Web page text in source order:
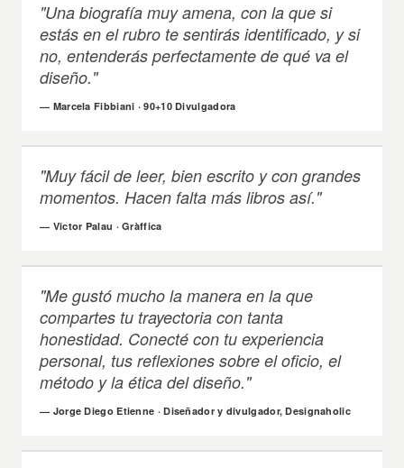
"Una biografía muy amena, con la que si
estás en el rubro te sentirás identificado, y si
no, entenderás perfectamente de qué va el
diseño."
— Marcela Fibbiani · 90+10 Divulgadora
"Muy fácil de leer, bien escrito y con grandes
momentos. Hacen falta más libros así."
— Victor Palau · Gràffica
"Me gustó mucho la manera en la que
compartes tu trayectoria con tanta
honestidad. Conecté con tu experiencia
personal, tus reflexiones sobre el oficio, el
método y la ética del diseño."
— Jorge Diego Etienne · Diseñador y divulgador, Designaholic